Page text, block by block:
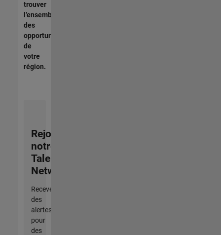
trouver
l’ensemble
des
opportunités
de
votre
région.
Rejoignez
notre
Talent
Network
Recevez
des
alertes
pour
des